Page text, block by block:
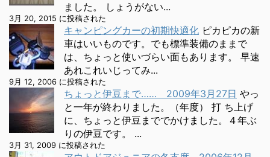
ました。 しょうがない...
3月 20, 2015 に投稿された
キャンピングカーの初期快適化 ピカピカの新
車はいいものです。でも標準装備のままで
は、ちょっと使いづらい面もあります。 早速
あれこれいじってみ...
9月 12, 2006 に投稿された
ちょっと伊豆まで…… 2009年3月27日 やっ
と一年が終わりました。（年度） 打 ち上げ
に、ちょっと伊豆まででかけました。４年ぶ
りの伊豆です。 ...
3月 31, 2009 に投稿された